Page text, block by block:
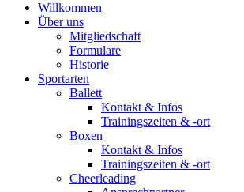
Willkommen
Über uns
Mitgliedschaft
Formulare
Historie
Sportarten
Ballett
Kontakt & Infos
Trainingszeiten & -ort
Boxen
Kontakt & Infos
Trainingszeiten & -ort
Cheerleading